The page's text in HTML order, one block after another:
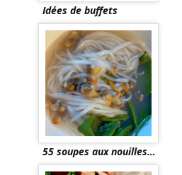
Idées de buffets
55 soupes aux nouilles…